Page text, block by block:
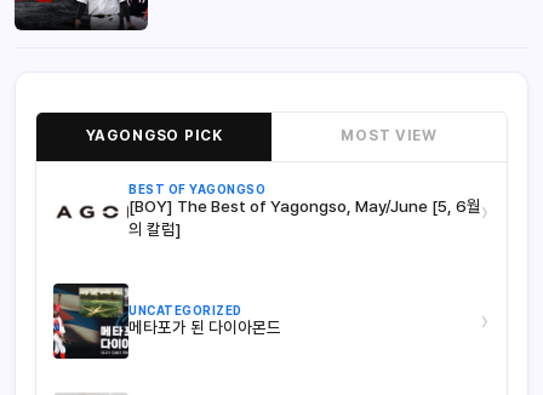
YAGONGSO PICK MOST VIEW
BEST OF YAGONGSO
[BOY] The Best of Yagongso, May/June [5, 6월
의 칼럼]
›
UNCATEGORIZED
메타포가 된 다이아몬드 ›